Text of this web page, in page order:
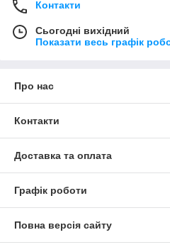
Контакти
Сьогодні вихідний
Показати весь графік
Про нас
Контакти
Доставка та оплата
Графік роботи
Повна версія сайту